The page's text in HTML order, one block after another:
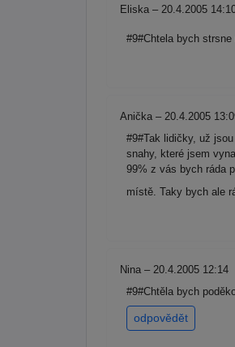
Eliska – 20.4.2005
#9#Chtela bych
Anička – 20.4.2005
#9#Tak lidičky, už
snahy, které jsem
99% z vás bych ráda
místě. Taky bych ale
Nina – 20.4.2005 12:14
#9#Chtěla bych
odpovědět